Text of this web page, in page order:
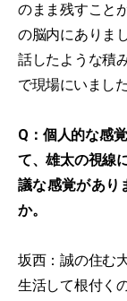
のまま残すこと
の脳内にありま
話したような積
で現場にいました
Q：個人的な感
て、雄太の視線
議な感覚があり
か。
坂西：誠の住む
生活して根付く